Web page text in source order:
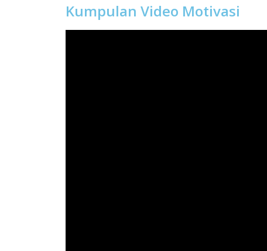
Kumpulan Video Motivasi